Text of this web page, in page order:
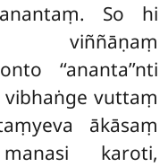
So hi
viññāṇaṃ
‘‘ananta’’nti
vibhaṅge vuttaṃ
ākāsaṃ
karoti,